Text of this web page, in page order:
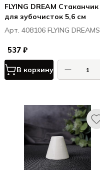
FLYING DREAM Стаканчик
для зубочисток 5,6 см
Арт. 408106 FLYING DREAMS
537 ₽
В корзину